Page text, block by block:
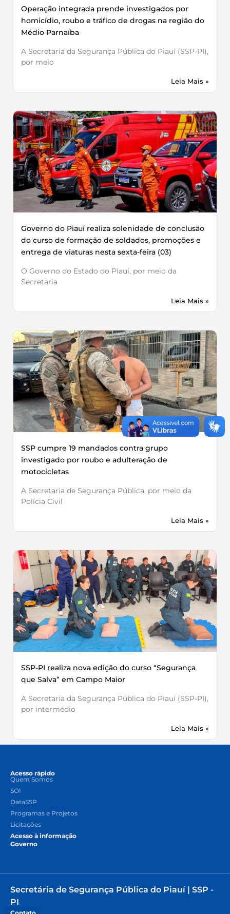
Operação integrada prende investigados por
homicídio, roubo e tráfico de drogas na região do
Médio Parnaíba
A Secretaria da Segurança Pública do Piauí (SSP-PI),
por meio
Leia Mais »
Governo do Piauí realiza solenidade de conclusão
do curso de formação de soldados, promoções e
entrega de viaturas nesta sexta-feira (03)
O Governo do Estado do Piauí, por meio da
Secretaria
Leia Mais »
SSP cumpre 19 mandados contra grupo
investigado por roubo e adulteração de
motocicletas
A Secretaria de Segurança Pública, por meio da
Polícia Civil
Leia Mais »
SSP-PI realiza nova edição do curso “Segurança
que Salva” em Campo Maior
A Secretaria da Segurança Pública do Piauí (SSP-PI),
por intermédio
Leia Mais »
Acesso rápido
Quem Somos
SOI
DataSSP
Programas e Projetos
Licitações
Acesso à informação
Governo
Secretária de Segurança Pública do Piauí | SSP -
PI
Contato